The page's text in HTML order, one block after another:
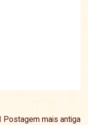
Postagem mais antiga